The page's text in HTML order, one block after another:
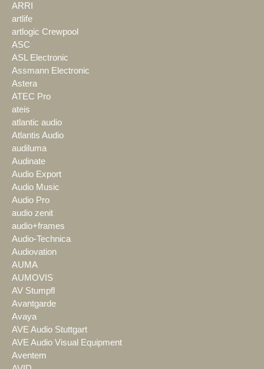
ARRI
artlife
artlogic Crewpool
ASC
ASL Electronic
Assmann Electronic
Astera
ATEC Pro
ateis
atlantic audio
Atlantis Audio
audiluma
Audinate
Audio Export
Audio Music
Audio Pro
audio zenit
audio+frames
Audio-Technica
Audiovation
AUMA
AUMOVIS
AV Stumpfl
Avantgarde
Avaya
AVE Audio Stuttgart
AVE Audio Visual Equipment
Aventem